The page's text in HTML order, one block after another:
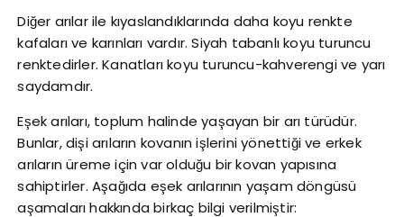
Diğer arılar ile kıyaslandıklarında daha koyu renkte
kafaları ve karınları vardır. Siyah tabanlı koyu turuncu
renktedirler. Kanatları koyu turuncu-kahverengi ve yarı
saydamdır.
Eşek arıları, toplum halinde yaşayan bir arı türüdür.
Bunlar, dişi arıların kovanın işlerini yönettiği ve erkek
arıların üreme için var olduğu bir kovan yapısına
sahiptirler. Aşağıda eşek arılarının yaşam döngüsü
aşamaları hakkında birkaç bilgi verilmiştir: